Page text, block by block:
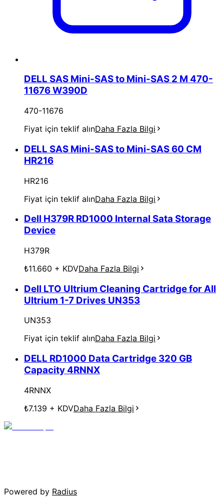
DELL SAS Mini-SAS to Mini-SAS 2 M 470-
11676 W390D
470-11676
Fiyat için teklif alınDaha Fazla Bilgi
DELL SAS Mini-SAS to Mini-SAS 60 CM
HR216
HR216
Fiyat için teklif alınDaha Fazla Bilgi
Dell H379R RD1000 Internal Sata Storage
Device
H379R
₺11.660 + KDVDaha Fazla Bilgi
Dell LTO Ultrium Cleaning Cartridge for All
Ultrium 1-7 Drives UN353
UN353
Fiyat için teklif alınDaha Fazla Bilgi
DELL RD1000 Data Cartridge 320 GB
Capacity 4RNNX
4RNNX
₺7.139 + KDVDaha Fazla Bilgi
Powered by Radius